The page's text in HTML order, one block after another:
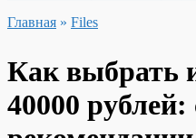
Главная » Files
Как выбрать
40000